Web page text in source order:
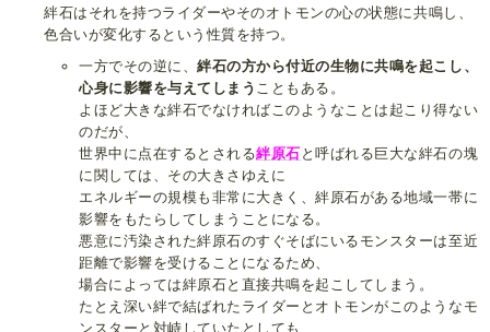
絆石はそれを持つライダーやそのオトモンの心の状態に共鳴し、
色合いが変化するという性質を持つ。
一方でその逆に、絆石の方から付近の生物に共鳴を起こし、
心身に影響を与えてしまう こともある。
よほど大きな絆石でなければこのようなことは起こり得ない
のだが、
世界中に点在するとされる絆原石 と呼ばれる巨大な絆石の塊
に関しては、その大きさゆえに
エネルギーの規模も非常に大きく、絆原石がある地域一帯に
影響をもたらしてしまうことになる。
悪意に汚染された絆原石のすぐそばにいるモンスターは至近
距離で影響を受けることになるため、
場合によっては絆原石と直接共鳴を起こしてしまう。
たとえ深い絆で結ばれたライダーとオトモンがこのようなモ
ンスターと対峙していたとしても、